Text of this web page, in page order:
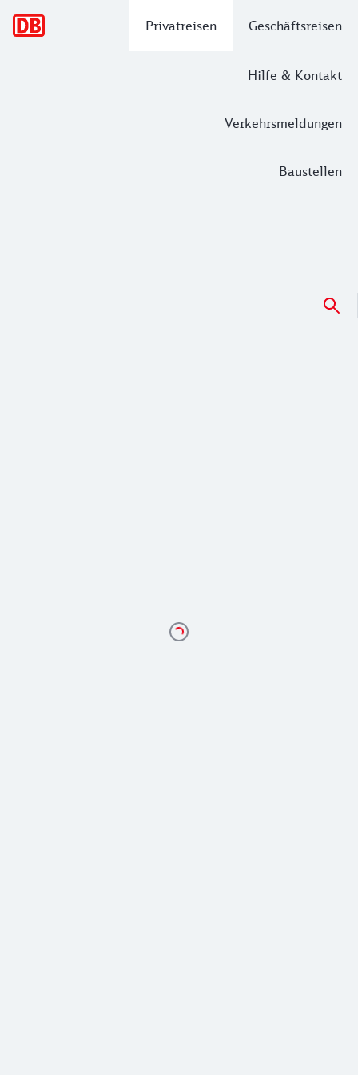
Privatreisen Geschäftsreisen
Hilfe & Kontakt
Verkehrsmeldungen
Baustellen